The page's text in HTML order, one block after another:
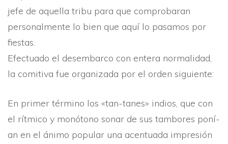
jefe de aquella tribu para que comprobaran
personalmente lo bien que aquí­ lo pasamos por
fiestas.
Efectuado el desembarco con entera normalidad,
la comitiva fue organizada por el orden siguiente:
En primer término los «tan-tanes» indios, que con
el rí­tmico y monótono sonar de sus tambores poní­
an en el ánimo popular una acentuada impresión